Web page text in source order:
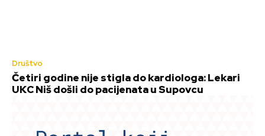
Društvo
Četiri godine nije stigla do kardiologa: Lekari
UKC Niš došli do pacijenata u Supovcu